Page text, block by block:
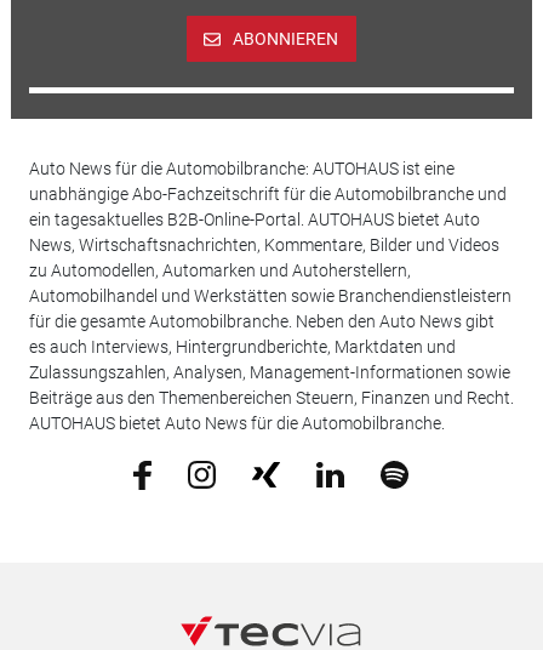
ABONNIEREN
Auto News für die Automobilbranche: AUTOHAUS ist eine
unabhängige Abo-Fachzeitschrift für die Automobilbranche und
ein tagesaktuelles B2B-Online-Portal. AUTOHAUS bietet Auto
News, Wirtschaftsnachrichten, Kommentare, Bilder und Videos
zu Automodellen, Automarken und Autoherstellern,
Automobilhandel und Werkstätten sowie Branchendienstleistern
für die gesamte Automobilbranche. Neben den Auto News gibt
es auch Interviews, Hintergrundberichte, Marktdaten und
Zulassungszahlen, Analysen, Management-Informationen sowie
Beiträge aus den Themenbereichen Steuern, Finanzen und Recht.
AUTOHAUS bietet Auto News für die Automobilbranche.